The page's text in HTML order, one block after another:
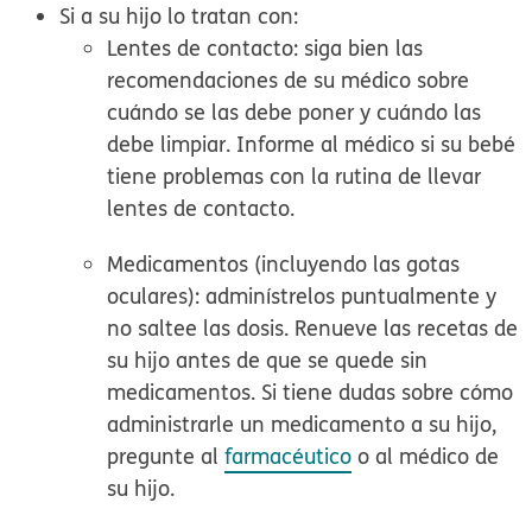
Si a su hijo lo tratan con:
Lentes de contacto: siga bien las
recomendaciones de su médico sobre
cuándo se las debe poner y cuándo las
debe limpiar. Informe al médico si su bebé
tiene problemas con la rutina de llevar
lentes de contacto.
Medicamentos (incluyendo las gotas
oculares): adminístrelos puntualmente y
no saltee las dosis. Renueve las recetas de
su hijo antes de que se quede sin
medicamentos. Si tiene dudas sobre cómo
administrarle un medicamento a su hijo,
pregunte alfarmacéutico o al médico de
su hijo.